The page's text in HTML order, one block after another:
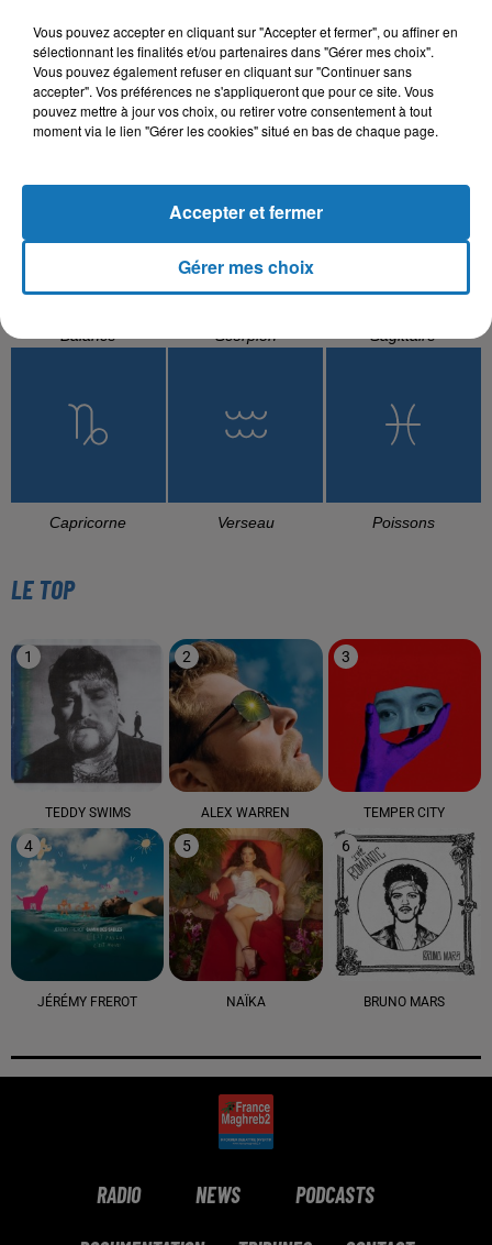
Balance Scorpion Sagittaire
Capricorne Verseau Poissons
LE TOP
1
TEDDY SWIMS
2
ALEX WARREN
3
TEMPER CITY
4
JÉRÉMY FREROT
5
NAÏKA
6
BRUNO MARS
RADIO NEWS PODCASTS
Vous pouvez accepter en cliquant sur "Accepter et fermer", ou affiner en
sélectionnant les finalités et/ou partenaires dans "Gérer mes choix".
Vous pouvez également refuser en cliquant sur "Continuer sans
accepter". Vos préférences ne s'appliqueront que pour ce site. Vous
pouvez mettre à jour vos choix, ou retirer votre consentement à tout
moment via le lien "Gérer les cookies" situé en bas de chaque page.
Gérer mes choix
Accepter et fermer